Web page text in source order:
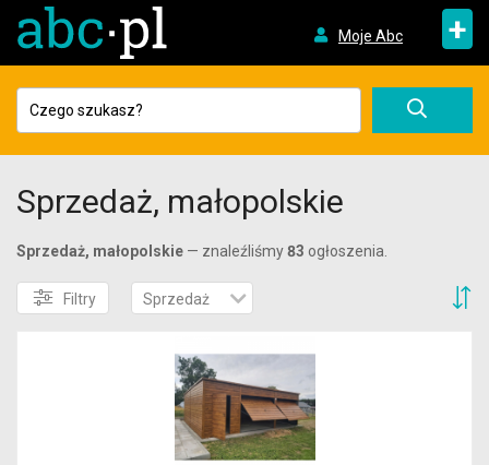
Moje Abc +
Sprzedaż, małopolskie
Sprzedaż, małopolskie — znaleźliśmy83 ogłoszenia.
Filtry Sprzedaż